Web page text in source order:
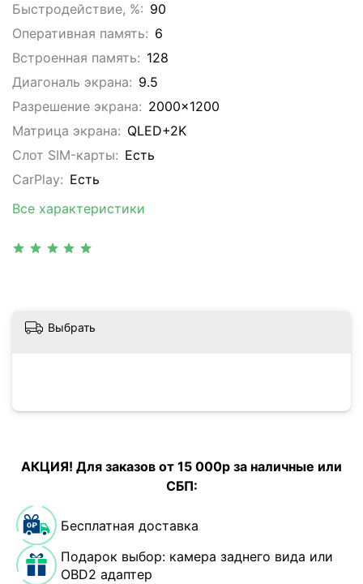
Быстродействие, %: 90
Оперативная память: 6
Встроенная память: 128
Диагональ экрана: 9.5
Разрешение экрана: 2000x1200
Матрица экрана: QLED+2K
Слот SIM-карты: Eсть
CarPlay: Есть
Все характеристики
Выбрать
АКЦИЯ! Для заказов от 15 000р за наличные или
СБП:
Бесплатная доставка
Подарок выбор: камера заднего вида или
OBD2 адаптер